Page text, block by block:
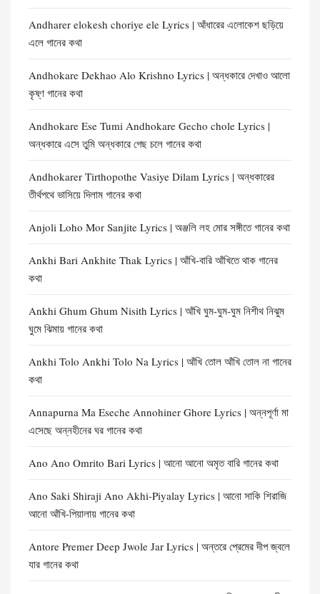
Andharer elokesh choriye ele Lyrics | আঁধারের এলোকেশ ছড়িয়ে
এলে গানের কথা
Andhokare Dekhao Alo Krishno Lyrics | অন্ধকারে দেখাও আলো
কৃষ্ণ গানের কথা
Andhokare Ese Tumi Andhokare Gecho chole Lyrics |
অন্ধকারে এসে তুমি অন্ধকারে গেছ চলে গানের কথা
Andhokarer Tirthopothe Vasiye Dilam Lyrics | অন্ধকারের
তীর্থপথে ভাসিয়ে দিলাম গানের কথা
Anjoli Loho Mor Sanjite Lyrics | অঞ্জলি লহ মোর সঙ্গীতে গানের কথা
Ankhi Bari Ankhite Thak Lyrics | আঁখি-বারি আঁখিতে থাক গানের
কথা
Ankhi Ghum Ghum Nisith Lyrics | আঁখি ঘুম-ঘুম-ঘুম নিশীথ নিঝুম
ঘুমে ঝিমায় গানের কথা
Ankhi Tolo Ankhi Tolo Na Lyrics | আঁখি তোল আঁখি তোল না গানের
কথা
Annapurna Ma Eseche Annohiner Ghore Lyrics | অন্নপূর্ণা মা
এসেছে অন্নহীনের ঘর গানের কথা
Ano Ano Omrito Bari Lyrics | আনো আনো অমৃত বারি গানের কথা
Ano Saki Shiraji Ano Akhi-Piyalay Lyrics | আনো সাকি শিরাজি
আনো আঁখি-পিয়ালায় গানের কথা
Antore Premer Deep Jwole Jar Lyrics | অন্তরে প্রেমের দীপ জ্বলে
যার গানের কথা